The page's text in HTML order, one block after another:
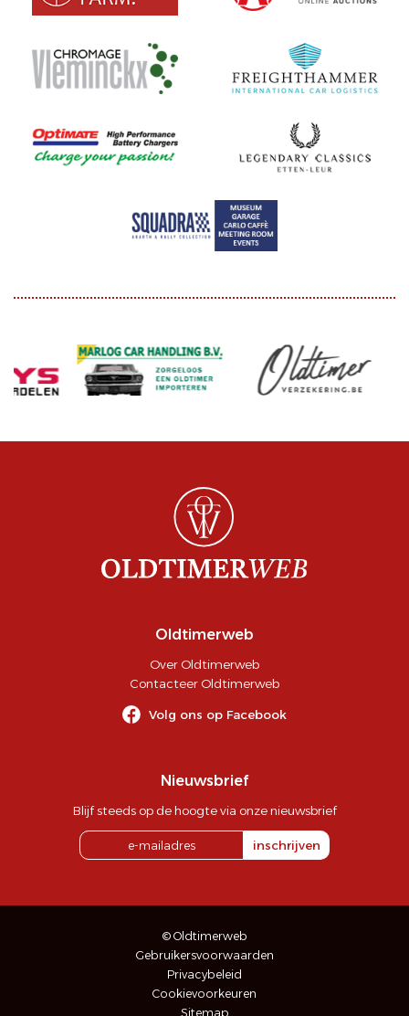
Oldtimerweb
Over Oldtimerweb
Contacteer Oldtimerweb
Volg ons op Facebook
Nieuwsbrief
Blijf steeds op de hoogte via onze nieuwsbrief
inschrijven
© Oldtimerweb
Gebruikersvoorwaarden
Privacybeleid
Cookievoorkeuren
Sitemap